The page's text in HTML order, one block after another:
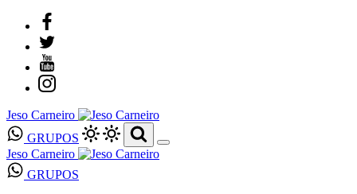
Jeso Carneiro
GRUPOS
Jeso Carneiro
GRUPOS